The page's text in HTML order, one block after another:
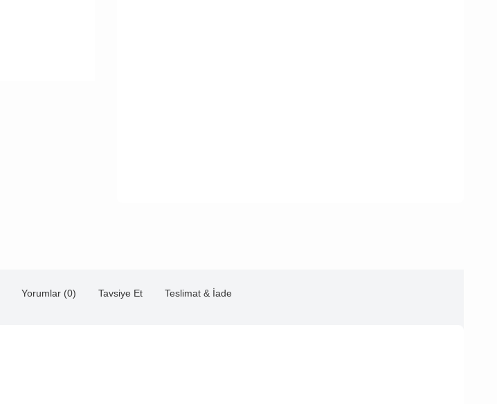
Yorumlar (0) Tavsiye Et Teslimat & İade